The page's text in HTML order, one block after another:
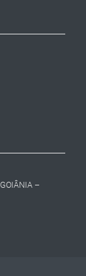
GOIÂNIA –